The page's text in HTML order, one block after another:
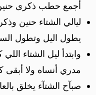
أجمع حطب ذكرى
ليالي الشتاء حنين
يطول اليل وتطول
وابتدأ ليل الشتاء
مدري أنساه ولا أبقى
صبآح الشتآء يخلق